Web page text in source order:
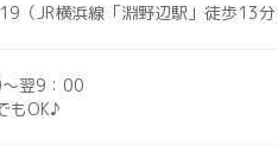
（JR横浜線「淵野辺駅」徒歩13
翌9：00
もOK♪